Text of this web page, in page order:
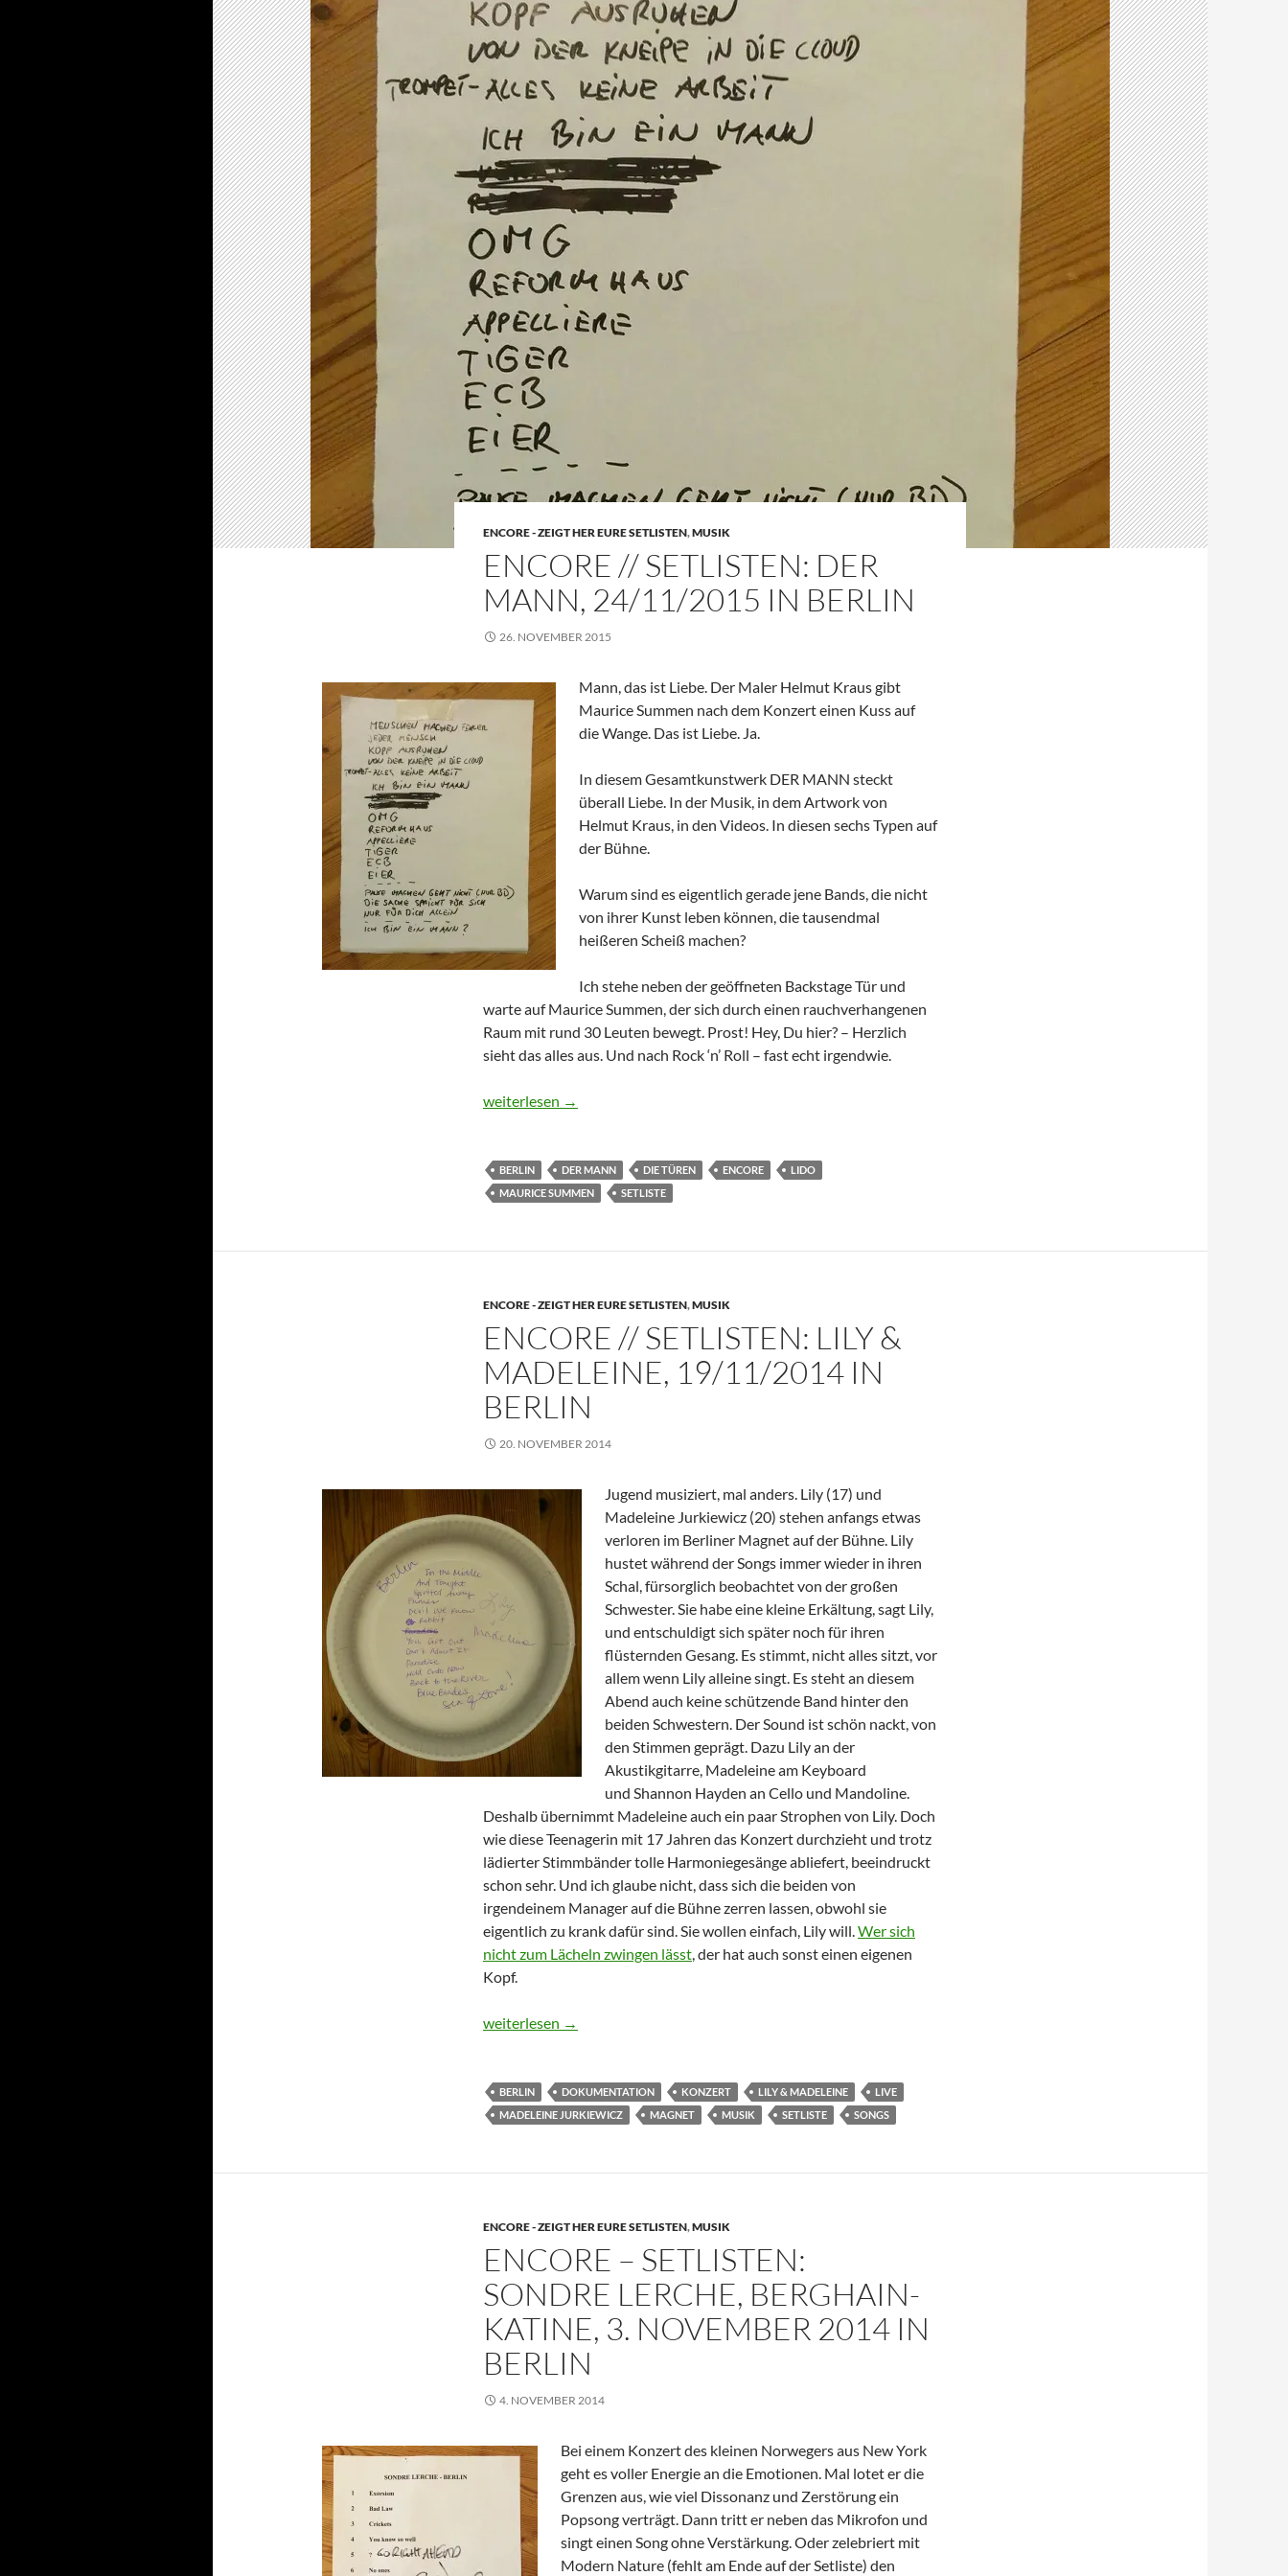
ENCORE - ZEIGT HER EURE SETLISTEN,MUSIK
ENCORE // SETLISTEN: DER
MANN, 24/11/2015 IN BERLIN
26. NOVEMBER 2015
Mann, das ist Liebe. Der Maler Helmut Kraus gibt
Maurice Summen nach dem Konzert einen Kuss auf
die Wange. Das ist Liebe. Ja.
In diesem Gesamtkunstwerk DER MANN steckt
überall Liebe. In der Musik, in dem Artwork von
Helmut Kraus, in den Videos. In diesen sechs Typen auf
der Bühne.
Warum sind es eigentlich gerade jene Bands, die nicht
von ihrer Kunst leben können, die tausendmal
heißeren Scheiß machen?
Ich stehe neben der geöffneten Backstage Tür und
warte auf Maurice Summen, der sich durch einen rauchverhangenen
Raum mit rund 30 Leuten bewegt. Prost! Hey, Du hier? – Herzlich
sieht das alles aus. Und nach Rock ‘n’ Roll – fast echt irgendwie.
ENCORE // SETLISTEN: DER MANN, 24/11/2015 IN BERLIN
weiterlesen →
BERLIN DER MANN DIE TÜREN ENCORE
LIDO
MAURICE SUMMEN
SETLISTE
ENCORE - ZEIGT HER EURE SETLISTEN,MUSIK
ENCORE // SETLISTEN: LILY &
MADELEINE, 19/11/2014 IN
BERLIN
20. NOVEMBER 2014
Jugend musiziert, mal anders. Lily (17) und
Madeleine Jurkiewicz (20) stehen anfangs etwas
verloren im Berliner Magnet auf der Bühne. Lily
hustet während der Songs immer wieder in ihren
Schal, fürsorglich beobachtet von der großen
Schwester. Sie habe eine kleine Erkältung, sagt Lily,
und entschuldigt sich später noch für ihren
flüsternden Gesang. Es stimmt, nicht alles sitzt, vor
allem wenn Lily alleine singt. Es steht an diesem
Abend auch keine schützende Band hinter den
beiden Schwestern. Der Sound ist schön nackt, von
den Stimmen geprägt. Dazu Lily an der
Akustikgitarre, Madeleine am Keyboard
und Shannon Hayden an Cello und Mandoline.
Deshalb übernimmt Madeleine auch ein paar Strophen von Lily. Doch
wie diese Teenagerin mit 17 Jahren das Konzert durchzieht und trotz
lädierter Stimmbänder tolle Harmoniegesänge abliefert, beeindruckt
schon sehr. Und ich glaube nicht, dass sich die beiden von
irgendeinem Manager auf die Bühne zerren lassen, obwohl sie
eigentlich zu krank dafür sind. Sie wollen einfach, Lily will.Wer sich
nicht zum Lächeln zwingen lässt, der hat auch sonst einen eigenen
Kopf.
ENCORE // Setlisten: Lily & Madeleine, 19/11/2014 in Berlin
weiterlesen →
BERLIN DOKUMENTATION KONZERT LILY & MADELEINE
LIVE
MADELEINE JURKIEWICZ
MAGNET MUSIK SETLISTE SONGS
ENCORE - ZEIGT HER EURE SETLISTEN,MUSIK
ENCORE – SETLISTEN:
SONDRE LERCHE, BERGHAIN-
KATINE, 3. NOVEMBER 2014 IN
BERLIN
4. NOVEMBER 2014
Bei einem Konzert des kleinen Norwegers aus New York
geht es voller Energie an die Emotionen. Mal lotet er die
Grenzen aus, wie viel Dissonanz und Zerstörung ein
Popsong verträgt. Dann tritt er neben das Mikrofon und
singt einen Song ohne Verstärkung. Oder zelebriert mit
Modern Nature (fehlt am Ende auf der Setliste) den